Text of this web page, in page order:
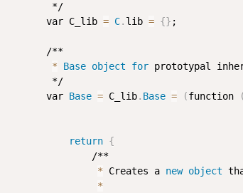
         */
        var C_lib
= C. lib = {} ;
        /**
*
Base object for prototypal
         */
        var
Base = C_lib. Base = (function (
return {
                /**
* Creates a new object
*